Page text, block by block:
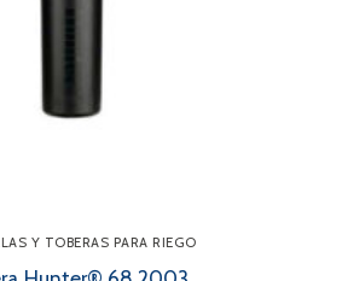
Y TOBERAS PARA RIEGO